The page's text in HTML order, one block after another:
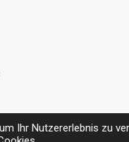
Ihr Nutzererlebnis zu